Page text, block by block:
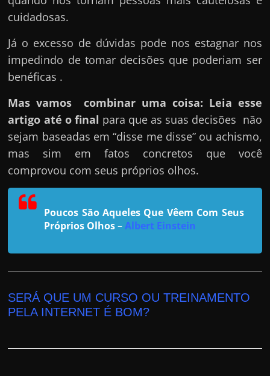
n
d
o
e
m
o
m
o
g
a
n
m
d
i
cuidadosas.
Já o excesso de dúvidas pode nos estagnar nos
impedindo de tomar decisões que poderiam ser
benéficas .
Mas vamos combinar uma coisa: Leia esse
artigo até o final para que as suas decisões não
sejam baseadas em “disse me disse” ou achismo,
mas sim em fatos concretos que você
comprovou com seus próprios olhos.
Poucos São Aqueles Que Vêem Com Seus
Próprios Olhos–Albert Einstein
SERÁ QUE UM CURSO OU TREINAMENTO
PELA INTERNET É BOM?